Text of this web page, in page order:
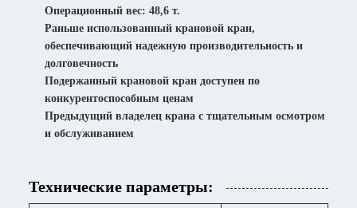
Операционный вес: 48,6 т.
Раньше использованный крановой кран,
обеспечивающий надежную производительность и
долговечность
Подержанный крановой кран доступен по
конкурентоспособным ценам
Предыдущий владелец крана с тщательным осмотром
и обслуживанием
Технические параметры: